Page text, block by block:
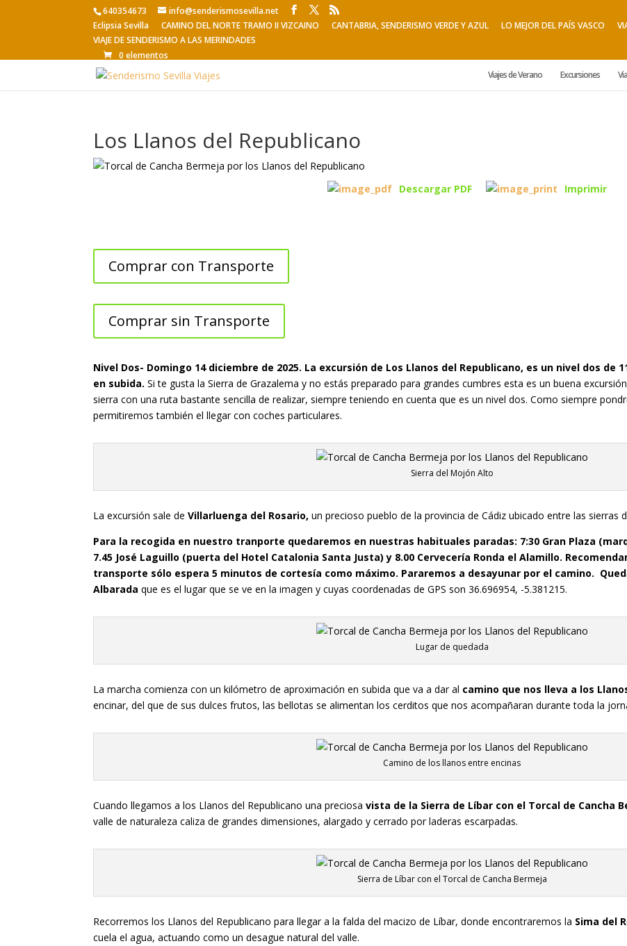
640354673
info@senderismosevilla.net
Eclipsia Sevilla
CAMINO DEL NORTE TRAMO II VIZCAINO CANTABRIA, SENDERISMO VERDE Y AZUL LO MEJOR DEL PAÍS VASCO
VIAJE DE SENDERISMO A LAS MERINDADES
0 elementos
Viajes de Verano
Excursiones
Los Llanos del Republicano
Descargar PDF Imprimir
Comprar con Transporte
Comprar sin Transporte
Nivel Dos- Domingo 14 diciembre de 2025. La excursión de Los Llanos del Republicano, es un nivel dos de
en subida. Si te gusta la Sierra de Grazalema y no estás preparado para grandes cumbres esta es un buena
sierra con una ruta bastante sencilla de realizar, siempre teniendo en cuenta que es un nivel dos. Como siempre
permitiremos también el llegar con coches particulares.
Sierra del Mojón Alto
La excursión sale deVillarluenga del Rosario, un precioso pueblo de la provincia de Cádiz ubicado entre las sierras
Para la recogida en nuestro tranporte quedaremos en nuestras habituales paradas: 7:30 Gran Plaza
7.45 José Laguillo (puerta del Hotel Catalonia Santa Justa) y 8.00 Cervecería Ronda el Alamillo.
transporte sólo espera 5 minutos de cortesía como máximo. Pararemos a desayunar por el camino.
Albarada que es el lugar que se ve en la imagen y cuyas coordenadas de GPS son 36.696954, -5.381215.
Lugar de quedada
La marcha comienza con un kilómetro de aproximación en subida que va a dar al camino que nos lleva a los
encinar, del que de sus dulces frutos, las bellotas se alimentan los cerditos que nos acompañaran durante toda la
Camino de los llanos entre encinas
Cuando llegamos a los Llanos del Republicano una preciosavista de la Sierra de Líbar con el Torcal de Cancha
valle de naturaleza caliza de grandes dimensiones, alargado y cerrado por laderas escarpadas.
Sierra de Líbar con el Torcal de Cancha Bermeja
Recorremos los Llanos del Republicano para llegar a la falda del macizo de Líbar, donde encontraremos la Sima del
cuela el agua, actuando como un desague natural del valle.